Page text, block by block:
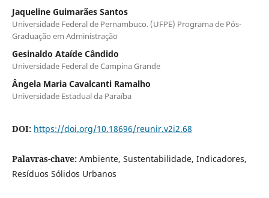
Jaqueline Guimarães Santos
Universidade Federal de Pernambuco. (UFPE) Programa de Pós-
Graduação em Administração
Gesinaldo Ataíde Cândido
Universidade Federal de Campina Grande
Ângela Maria Cavalcanti Ramalho
Universidade Estadual da Paraíba
DOI: https://doi.org/10.18696/reunir.v2i2.68
Palavras-chave: Ambiente, Sustentabilidade, Indicadores,
Resíduos Sólidos Urbanos